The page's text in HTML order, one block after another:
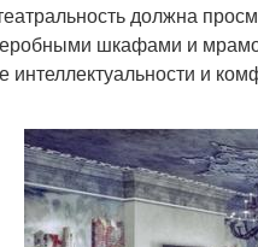
должна
шкафами и
и